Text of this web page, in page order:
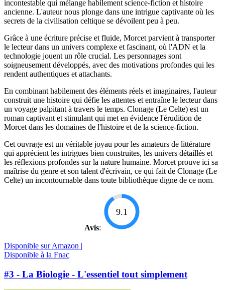
incontestable qui mélange habilement science-fiction et histoire
ancienne. L'auteur nous plonge dans une intrigue captivante où les
secrets de la civilisation celtique se dévoilent peu à peu.
Grâce à une écriture précise et fluide, Morcet parvient à transporter
le lecteur dans un univers complexe et fascinant, où l'ADN et la
technologie jouent un rôle crucial. Les personnages sont
soigneusement développés, avec des motivations profondes qui les
rendent authentiques et attachants.
En combinant habilement des éléments réels et imaginaires, l'auteur
construit une histoire qui défie les attentes et entraîne le lecteur dans
un voyage palpitant à travers le temps. Clonage (Le Celte) est un
roman captivant et stimulant qui met en évidence l'érudition de
Morcet dans les domaines de l'histoire et de la science-fiction.
Cet ouvrage est un véritable joyau pour les amateurs de littérature
qui apprécient les intrigues bien construites, les univers détaillés et
les réflexions profondes sur la nature humaine. Morcet prouve ici sa
maîtrise du genre et son talent d'écrivain, ce qui fait de Clonage (Le
Celte) un incontournable dans toute bibliothèque digne de ce nom.
Avis:
9.1
Disponible sur Amazon |
Disponible à la Fnac
#3 - La Biologie - L'essentiel tout simplement